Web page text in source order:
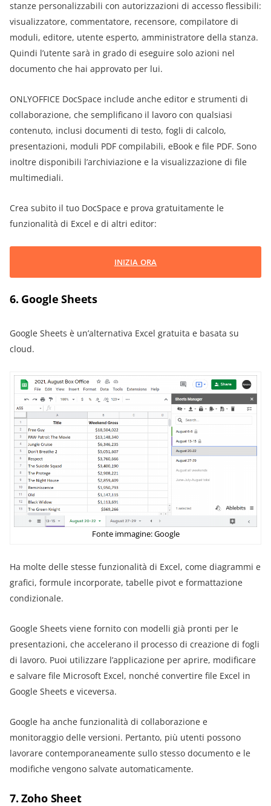
stanze personalizzabili con autorizzazioni di accesso flessibili:
visualizzatore, commentatore, recensore, compilatore di
moduli, editore, utente esperto, amministratore della stanza.
Quindi l’utente sarà in grado di eseguire solo azioni nel
documento che hai approvato per lui.
ONLYOFFICE DocSpace include anche editor e strumenti di
collaborazione, che semplificano il lavoro con qualsiasi
contenuto, inclusi documenti di testo, fogli di calcolo,
presentazioni, moduli PDF compilabili, eBook e file PDF. Sono
inoltre disponibili l’archiviazione e la visualizzazione di file
multimediali.
Crea subito il tuo DocSpace e prova gratuitamente le
funzionalità di Excel e di altri editor:
INIZIA ORA
6. Google Sheets
Google Sheets è un’alternativa Excel gratuita e basata su
cloud.
Fonte immagine: Google
Ha molte delle stesse funzionalità di Excel, come diagrammi e
grafici, formule incorporate, tabelle pivot e formattazione
condizionale.
Google Sheets viene fornito con modelli già pronti per le
presentazioni, che accelerano il processo di creazione di fogli
di lavoro. Puoi utilizzare l’applicazione per aprire, modificare
e salvare file Microsoft Excel, nonché convertire file Excel in
Google Sheets e viceversa.
Google ha anche funzionalità di collaborazione e
monitoraggio delle versioni. Pertanto, più utenti possono
lavorare contemporaneamente sullo stesso documento e le
modifiche vengono salvate automaticamente.
7. Zoho Sheet